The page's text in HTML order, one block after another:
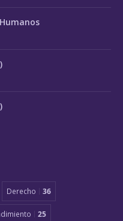
Derecho 36
25